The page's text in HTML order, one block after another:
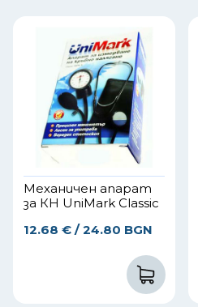
Механичен апарат
за КН UniMark Classic
12.68 € / 24.80 BGN